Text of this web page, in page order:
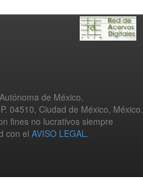
de México.
04510, Ciudad de México, México.
fines no lucrativos siempre
con el AVISO LEGAL.